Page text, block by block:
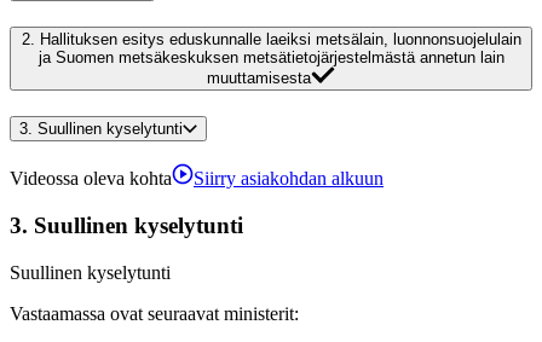
2. Hallituksen esitys eduskunnalle laeiksi metsälain, luonnonsuojelulain
ja Suomen metsäkeskuksen metsätietojärjestelmästä annetun lain
muuttamisesta
3. Suullinen kyselytunti
Videossa oleva kohta Siirry asiakohdan alkuun
3. Suullinen kyselytunti
Suullinen kyselytunti
Vastaamassa ovat seuraavat ministerit: